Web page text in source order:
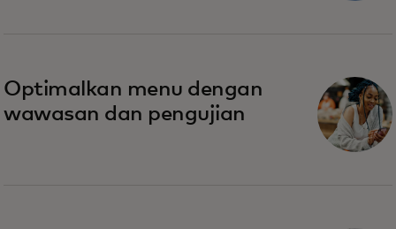
Optimalkan menu dengan
wawasan dan pengujian